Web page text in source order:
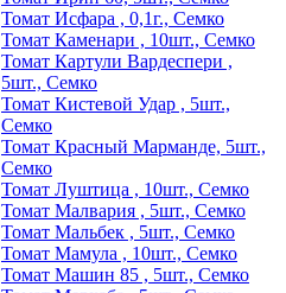
Томат Исфара , 0,1г., Семко
Томат Каменари , 10шт., Семко
Томат Картули Вардеспери ,
5шт., Семко
Томат Кистевой Удар , 5шт.,
Семко
Томат Красный Марманде, 5шт.,
Семко
Томат Луштица , 10шт., Семко
Томат Малвария , 5шт., Семко
Томат Мальбек , 5шт., Семко
Томат Мамула , 10шт., Семко
Томат Машин 85 , 5шт., Семко